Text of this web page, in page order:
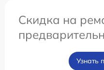
Скидка на
Узнать